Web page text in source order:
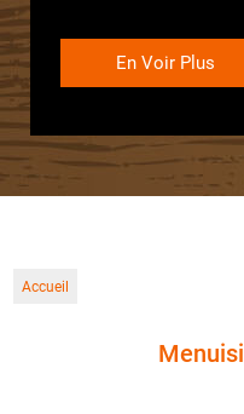
En Voir Plus
Accueil